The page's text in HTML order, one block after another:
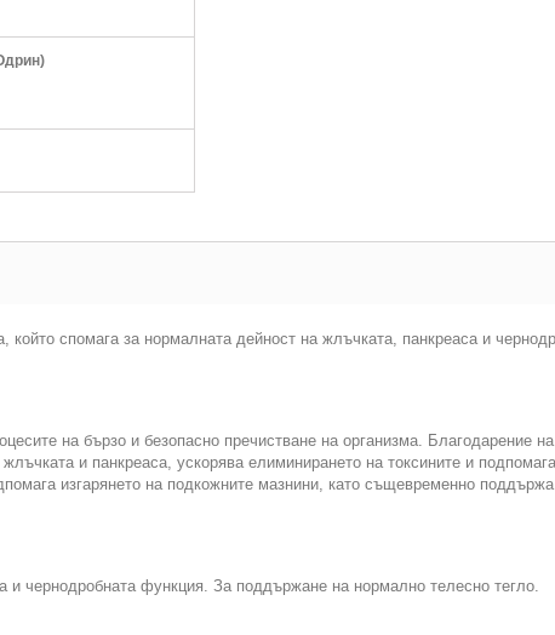
който спомага за нормалната дейност на жлъчката, панкреаса и
на бързо и безопасно пречистване на организма. Благодарение
и панкреаса, ускорява елиминирането на токсините и
изгарянето на подкожните мазнини, като същевременно
и чернодробната функция. За поддържане на нормално телесно тегло.